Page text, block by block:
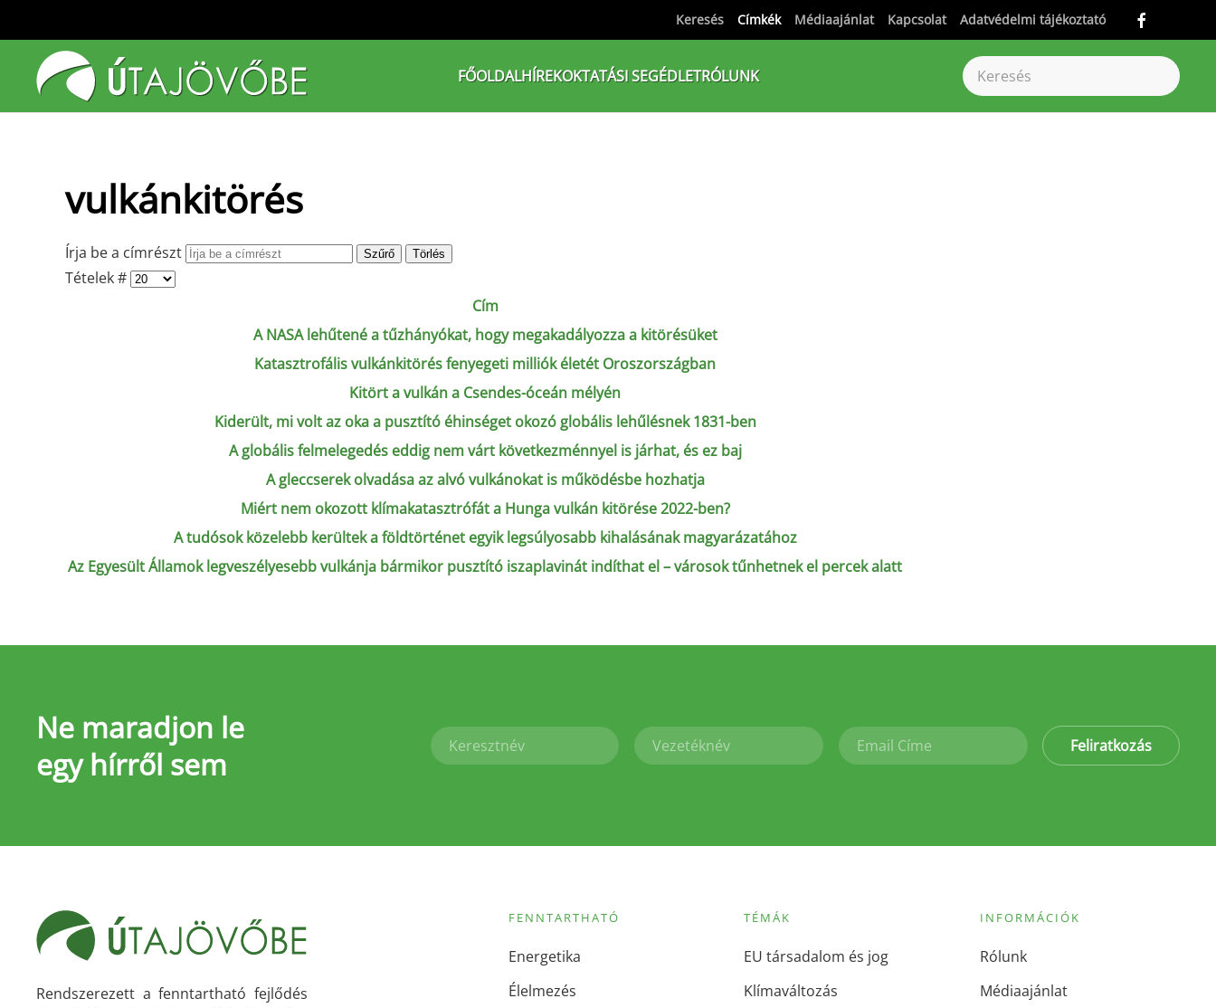
Fő tartalom átugrása
Keresés Címkék Médiaajánlat Kapcsolat Adatvédelmi tájékoztató
FŐOLDALHÍREKOKTATÁSI SEGÉDLETRÓLUNK
vulkánkitörés
Írja be a címrészt Szűrő Törlés
Tételek #
Cím
A NASA lehűtené a tűzhányókat, hogy megakadályozza a kitörésüket
Katasztrofális vulkánkitörés fenyegeti milliók életét Oroszországban
Kitört a vulkán a Csendes-óceán mélyén
Kiderült, mi volt az oka a pusztító éhinséget okozó globális lehűlésnek 1831-ben
A globális felmelegedés eddig nem várt következménnyel is járhat, és ez baj
A gleccserek olvadása az alvó vulkánokat is működésbe hozhatja
Miért nem okozott klímakatasztrófát a Hunga vulkán kitörése 2022-ben?
A tudósok közelebb kerültek a földtörténet egyik legsúlyosabb kihalásának magyarázatához
Az Egyesült Államok legveszélyesebb vulkánja bármikor pusztító iszaplavinát indíthat el – városok tűnhetnek el percek alatt
Ne maradjon le
egy hírről sem
Feliratkozás
Rendszerezett a fenntartható fejlődés
FENNTARTHATÓ
Energetika
Élelmezés
TÉMÁK
EU társadalom és jog
Klímaváltozás
INFORMÁCIÓK
Rólunk
Médiaajánlat